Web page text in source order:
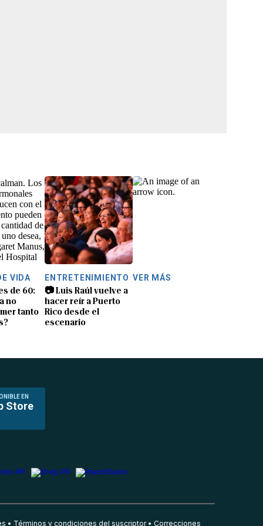
VIDA
de 60:
no
tanto
ENTRETENIMIENTO
📷 Luis Raúl vuelve a
hacer reír a Puerto
Rico desde el
escenario
VER MÁS
EN
Store
Términos y condiciones del suscriptor Correcciones